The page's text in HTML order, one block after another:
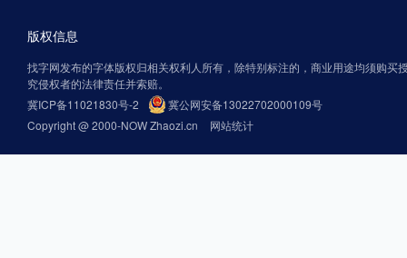
版权信息
找字网发布的字体版权归相关权利人所有，除特别标注的，商业用途均须购买
究侵权者的法律责任并索赔。
冀ICP备11021830号-2
冀公网安备13022702000109号
Copyright @ 2000-NOW Zhaozi.cn
网站统计